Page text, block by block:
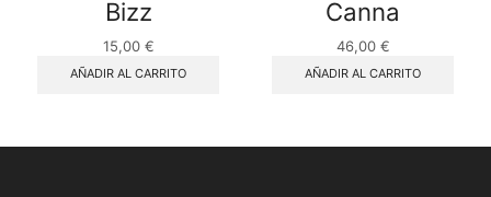
Bizz
15,00 €
AÑADIR AL CARRITO
Canna
46,00 €
AÑADIR AL CARRITO